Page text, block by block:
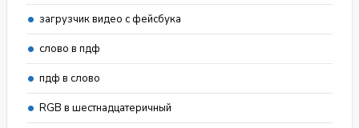
загрузчик видео с фейсбука
слово в пдф
пдф в слово
RGB в шестнадцатеричный